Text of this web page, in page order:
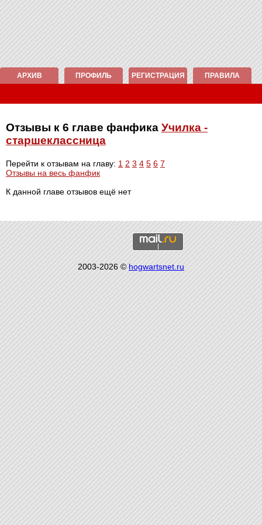
АРХИВ ПРОФИЛЬ РЕГИСТРАЦИЯ ПРАВИЛА
Отзывы к 6 главе фанфика Училка -
старшеклассница
Перейти к отзывам на главу: 1 2 3 4 5 6 7
Отзывы на весь фанфик
К данной главе отзывов ещё нет
2003-2026 ©hogwartsnet.ru